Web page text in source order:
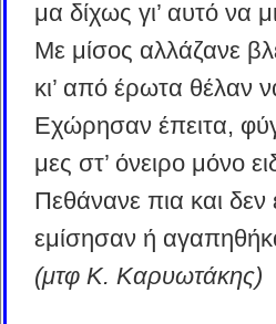
μα δίχως γι’ αυτό να
Με μίσος αλλάζανε
κι’ από έρωτα θέλαν
Εχώρησαν έπειτα,
μες στ’ όνειρο μόνο
Πεθάνανε πια και δεν
εμίσησαν ή
(μτφ K. Kαρυωτάκης)